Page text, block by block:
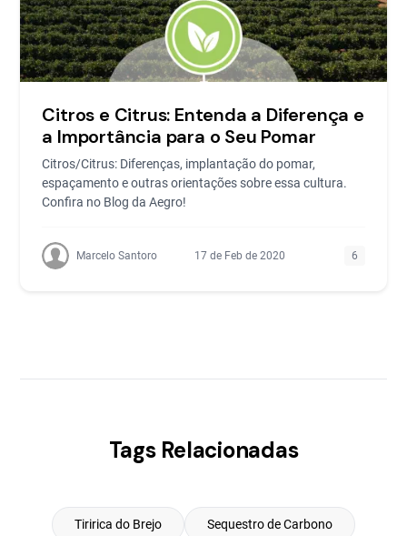
Citros e Citrus: Entenda a Diferença e
a Importância para o Seu Pomar
Citros/Citrus: Diferenças, implantação do pomar,
espaçamento e outras orientações sobre essa cultura.
Confira no Blog da Aegro!
Marcelo Santoro 17 de Feb de 2020 6
Tags Relacionadas
Tiririca do Brejo Sequestro de Carbono